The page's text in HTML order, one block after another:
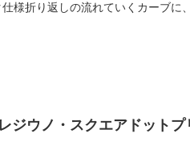
様折り返しの流れていくカーブに
ウノ・スクエアドットプ